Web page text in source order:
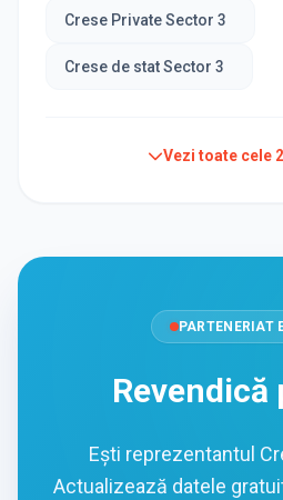
Crese Private Sector 3
Crese de stat Sector 3
Vezi toate cele
PARTENERIAT
Ești reprezentantul
Actualizează datele